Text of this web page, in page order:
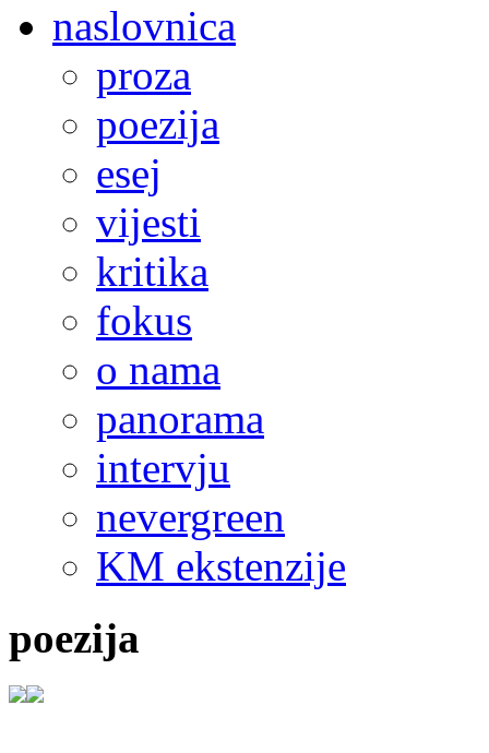
naslovnica
proza
poezija
esej
vijesti
kritika
fokus
o nama
panorama
intervju
nevergreen
KM ekstenzije
poezija